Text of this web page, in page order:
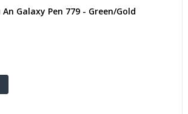
Galaxy Pen 779 - Green/Gold